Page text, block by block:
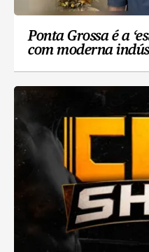
Ponta Grossa é a
com moderna